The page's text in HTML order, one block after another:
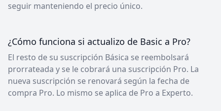
seguir manteniendo el precio único.
¿Cómo funciona si actualizo de Basic a Pro?
El resto de su suscripción Básica se reembolsará
prorrateada y se le cobrará una suscripción Pro. La
nueva suscripción se renovará según la fecha de
compra Pro. Lo mismo se aplica de Pro a Experto.